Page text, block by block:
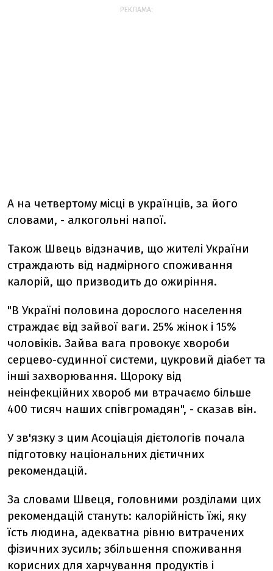
РЕКЛАМА:
А на четвертому місці в українців, за його
словами, - алкогольні напої.
Також Швець відзначив, що жителі України
страждають від надмірного споживання
калорій, що призводить до ожиріння.
"В Україні половина дорослого населення
страждає від зайвої ваги. 25% жінок і 15%
чоловіків. Зайва вага провокує хвороби
серцево-судинної системи, цукровий діабет та
інші захворювання. Щороку від
неінфекційних хвороб ми втрачаємо більше
400 тисяч наших співгромадян", - сказав він.
У зв'язку з цим Асоціація дієтологів почала
підготовку національних дієтичних
рекомендацій.
За словами Швеця, головними розділами цих
рекомендацій стануть: калорійність їжі, яку
їсть людина, адекватна рівню витрачених
фізичних зусиль; збільшення споживання
корисних для харчування продуктів і